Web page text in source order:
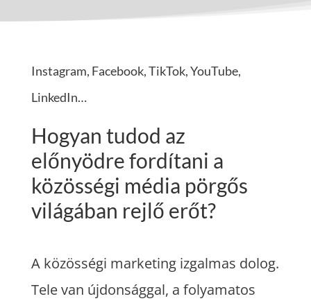
Instagram, Facebook, TikTok, YouTube,
LinkedIn…
Hogyan tudod az
előnyödre fordítani a
közösségi média pörgős
világában rejlő erőt?
A közösségi marketing izgalmas dolog.
Tele van újdonsággal, a folyamatos